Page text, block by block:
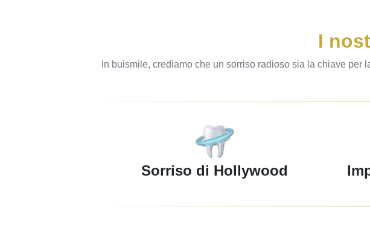
I
In buismile, crediamo che un sorriso radioso sia la chiave
Sorriso di Hollywood